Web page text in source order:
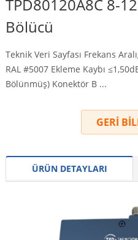
TPD80120A8C 8-
Bölücü
Teknik Veri Sayfası Frekans
RAL #5007 Ekleme Kaybı
Bölünmüş) Konektör B ...
GERİ
ÜRÜN DETAYLARI